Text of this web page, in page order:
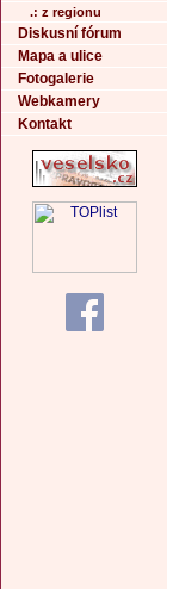
.: z regionu
Diskusní fórum
Mapa a ulice
Fotogalerie
Webkamery
Kontakt